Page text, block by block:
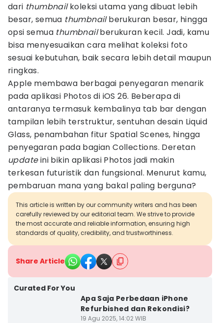
dari thumbnailkoleksi utama yang dibuat lebih
besar, semua thumbnailberukuran besar, hingga
opsi semua thumbnailberukuran kecil. Jadi, kamu
bisa menyesuaikan cara melihat koleksi foto
sesuai kebutuhan, baik secara lebih detail maupun
ringkas.
Apple membawa berbagai penyegaran menarik
pada aplikasi Photos di iOS 26. Beberapa di
antaranya termasuk kembalinya tab bar dengan
tampilan lebih terstruktur, sentuhan desain Liquid
Glass, penambahan fitur Spatial Scenes, hingga
penyegaran pada bagian Collections. Deretan
updateini bikin aplikasi Photos jadi makin
terkesan futuristik dan fungsional. Menurut kamu,
pembaruan mana yang bakal paling berguna?
This article is written by our community writers and has been
carefully reviewed by our editorial team. We strive to provide
the most accurate and reliable information, ensuring high
standards of quality, credibility, and trustworthiness.
Share Article
Curated For You
Apa Saja Perbedaan iPhone
Refurbished dan Rekondisi?
19 Agu 2025, 14:02 WIB